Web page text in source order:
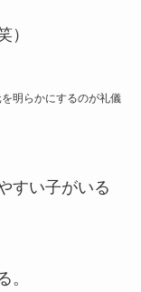
）
明らかにするのが礼儀
すい子がいる
。